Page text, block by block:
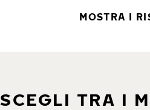
MOSTRA I
SCEGLI TRA I